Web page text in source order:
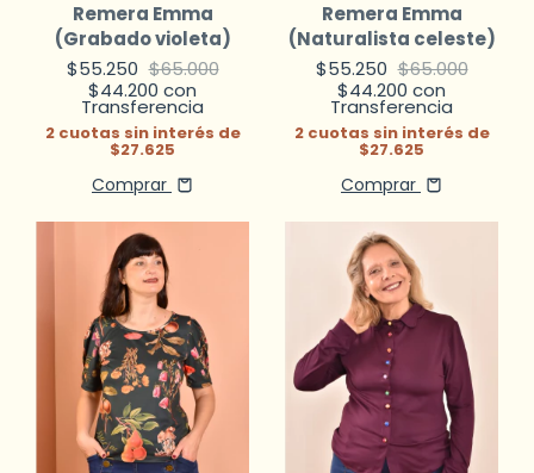
Remera Emma
(Grabado violeta)
$55.250 $65.000
$44.200 con
Transferencia
2 cuotas sin interés de
$27.625
Comprar
Remera Emma
(Naturalista celeste)
$55.250 $65.000
$44.200 con
Transferencia
2 cuotas sin interés de
$27.625
Comprar